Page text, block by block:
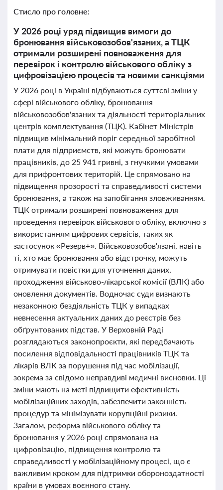
Стисло про головне:
У 2026 році уряд підвищив вимоги до
бронювання військовозобов'язаних, а ТЦК
отримали розширені повноваження для
перевірок і контролю військового обліку з
цифровізацією процесів та новими санкціями
У 2026 році в Україні відбуваються суттєві зміни у
сфері військового обліку, бронювання
військовозобов'язаних та діяльності територіальних
центрів комплектування (ТЦК). Кабінет Міністрів
підвищив мінімальний поріг середньої заробітної
плати для підприємств, які можуть бронювати
працівників, до 25 941 гривні, з гнучкими умовами
для прифронтових територій. Це спрямовано на
підвищення прозорості та справедливості системи
бронювання, а також на запобігання зловживанням.
ТЦК отримали розширені повноваження для
проведення перевірок військового обліку, включно з
використанням цифрових сервісів, таких як
застосунок «Резерв+». Військовозобов'язані, навіть
ті, хто має бронювання або відстрочку, можуть
отримувати повістки для уточнення даних,
проходження військово-лікарської комісії (ВЛК) або
оновлення документів. Водночас суди визнають
незаконною бездіяльність ТЦК у випадках
невнесення актуальних даних до реєстрів без
обґрунтованих підстав. У Верховній Раді
розглядаються законопроєкти, які передбачають
посилення відповідальності працівників ТЦК та
лікарів ВЛК за порушення під час мобілізації,
зокрема за свідомо неправдиві медичні висновки. Ці
зміни мають на меті підвищити ефективність
мобілізаційних заходів, забезпечити законність
процедур та мінімізувати корупційні ризики.
Загалом, реформа військового обліку та
бронювання у 2026 році спрямована на
цифровізацію, підвищення контролю та
справедливості у мобілізаційному процесі, що є
важливим кроком для підтримки обороноздатності
країни в умовах воєнного стану.